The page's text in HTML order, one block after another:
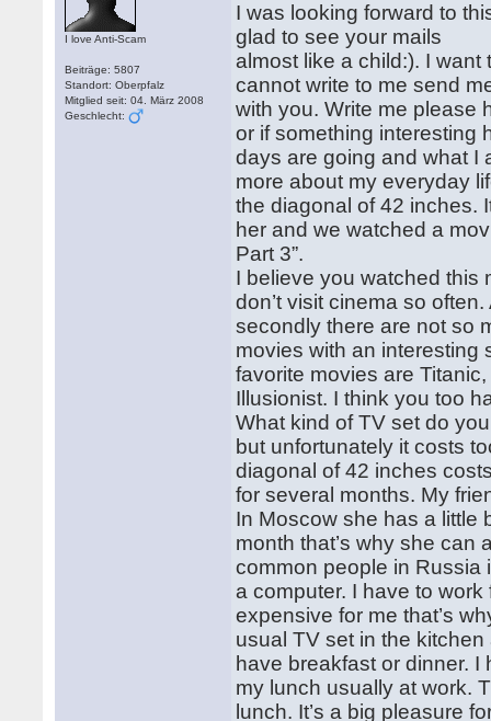
I love Anti-Scam
Beiträge: 5807
Standort: Oberpfalz
Mitglied seit: 04. März 2008
Geschlecht:
I was looking forward to
glad to see your mails
almost like a child:). I
cannot write to me send
with you. Write me please
or if something interesting
days are going and what I
more about my everyday
the diagonal of 42 inches.
her and we watched a
Part 3”.
I believe you watched this
don’t visit cinema so
secondly there are not so
movies with an interesting
favorite movies are
Illusionist. I think you too
What kind of TV set do
but unfortunately it costs
diagonal of 42 inches
for several months. My
In Moscow she has a little
month that’s why she can
common people in Russia
a computer. I have to
expensive for me that’s
usual TV set in the
have breakfast or dinner.
my lunch usually at work.
lunch. It’s a big pleasure